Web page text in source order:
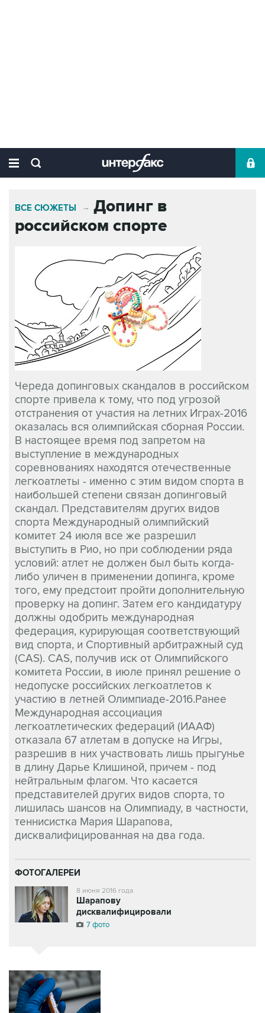
ВСЕ СЮЖЕТЫ → Допинг в
российском спорте
Череда допинговых скандалов в российском
спорте привела к тому, что под угрозой
отстранения от участия на летних Играх-2016
оказалась вся олимпийская сборная России.
В настоящее время под запретом на
выступление в международных
соревнованиях находятся отечественные
легкоатлеты - именно с этим видом спорта в
наибольшей степени связан допинговый
скандал. Представителям других видов
спорта Международный олимпийский
комитет 24 июля все же разрешил
выступить в Рио, но при соблюдении ряда
условий: атлет не должен был быть когда-
либо уличен в применении допинга, кроме
того, ему предстоит пройти дополнительную
проверку на допинг. Затем его кандидатуру
должны одобрить международная
федерация, курирующая соответствующий
вид спорта, и Спортивный арбитражный суд
(CAS). CAS, получив иск от Олимпийского
комитета России, в июле принял решение о
недопуске российских легкоатлетов к
участию в летней Олимпиаде-2016.Ранее
Международная ассоциация
легкоатлетических федераций (ИААФ)
отказала 67 атлетам в допуске на Игры,
разрешив в них участвовать лишь прыгунье
в длину Дарье Клишиной, причем - под
нейтральным флагом. Что касается
представителей других видов спорта, то
лишилась шансов на Олимпиаду, в частности,
теннисистка Мария Шарапова,
дисквалифицированная на два года.
ФОТОГАЛЕРЕИ
8 июня 2016 года
Шарапову
дисквалифицировали
7 фото